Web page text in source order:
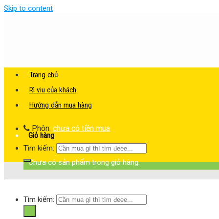
Skip to content
Giỏ hàng
Chưa có sản phẩm trong giỏ hàng.
Tìm kiếm:
Trang chủ
Rì viu của khách
Hướng dẫn mua hàng
Phôn: chưa có tiền mua
Tìm kiếm: